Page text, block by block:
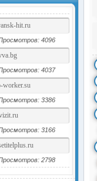
4096
4037
3386
3166
2798